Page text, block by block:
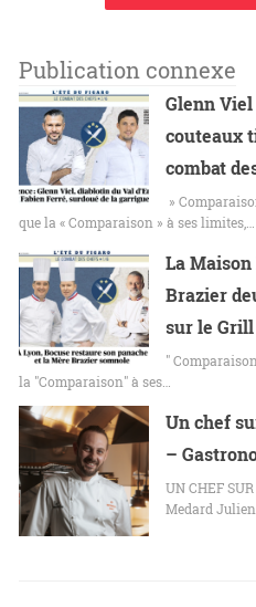
Publication connexe
Glenn
couteaux
combat
»
que la « Comparaison » à ses limites,…
La
Brazier
sur le Grill
"
la "Comparaison" à ses…
Un chef
–
UN CHEF
Medard Julien